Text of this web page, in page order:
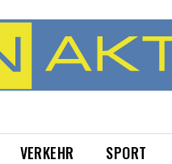
VERKEHR SPORT